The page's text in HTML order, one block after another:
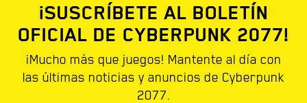
¡SUSCRÍBETE AL BOLETÍN
OFICIAL DE CYBERPUNK 2077!
¡Mucho más que juegos! Mantente al día con
las últimas noticias y anuncios de Cyberpunk
2077.